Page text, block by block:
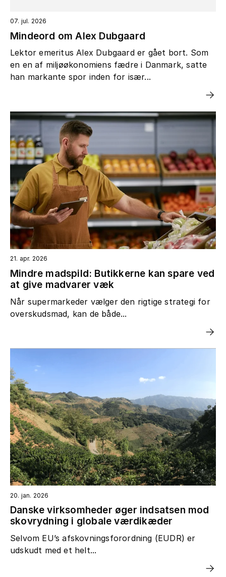
07. jul. 2026
Mindeord om Alex Dubgaard
Lektor emeritus Alex Dubgaard er gået bort. Som
en en af miljøøkonomiens fædre i Danmark, satte
han markante spor inden for især...
21. apr. 2026
Mindre madspild: Butikkerne kan spare ved
at give madvarer væk
Når supermarkeder vælger den rigtige strategi for
overskudsmad, kan de både...
20. jan. 2026
Danske virksomheder øger indsatsen mod
skovrydning i globale værdikæder
Selvom EU’s afskovningsforordning (EUDR) er
udskudt med et helt...